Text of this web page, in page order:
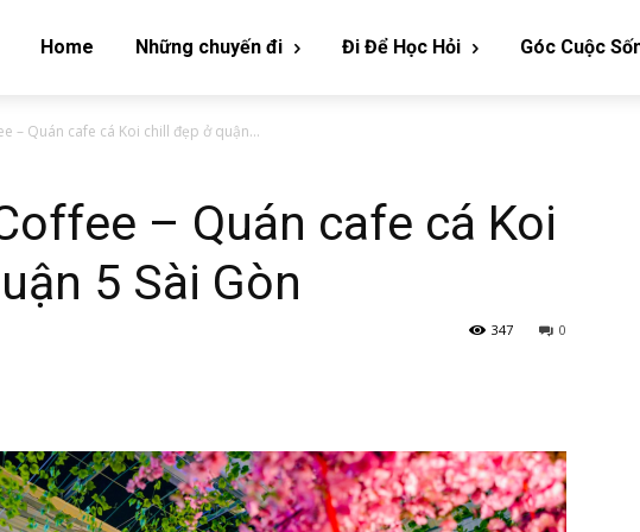
Home Những chuyến đi Đi Để Học Hỏi Góc Cuộc
– Quán cafe cá Koi chill đẹp ở quận...
– Quán cafe cá Koi
5 Sài Gòn
0
347